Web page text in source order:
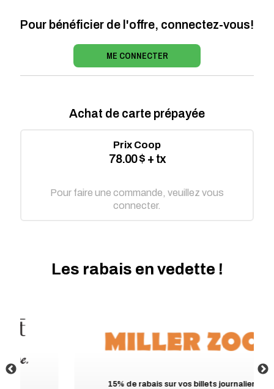
Pour bénéficier de l'offre, connectez-vous!
ME CONNECTER
Achat de carte prépayée
Prix Coop
78.00 $ + tx
Pour faire une commande, veuillez vous
connecter.
Les rabais en vedette !
15% de rabais sur vos billets journaliers